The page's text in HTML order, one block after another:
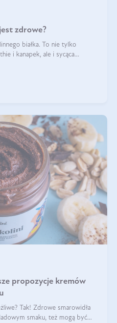
zdrowe?
białka. To nie tylko
i kanapek, ale i sycąca
propozycje kremów
Tak! Zdrowe smarowidła
smaku, też mogą być